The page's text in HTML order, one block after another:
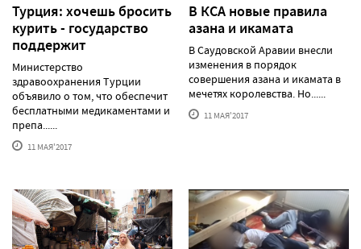
Турция: хочешь бросить
курить - государство
поддержит
Министерство
здравоохранения Турции
объявило о том, что обеспечит
бесплатными медикаментами и
препа......
11 МАЯ'2017
В КСА новые правила
азана и икамата
В Саудовской Аравии внесли
изменения в порядок
совершения азана и икамата в
мечетях королевства. Но......
11 МАЯ'2017